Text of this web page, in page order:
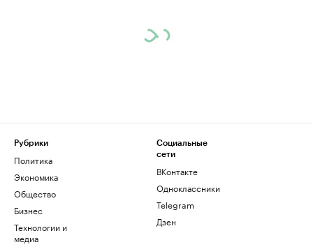
Рубрики
Политика
Экономика
Общество
Бизнес
Технологии и
медиа
Социальные
сети
ВКонтакте
Одноклассники
Telegram
Дзен